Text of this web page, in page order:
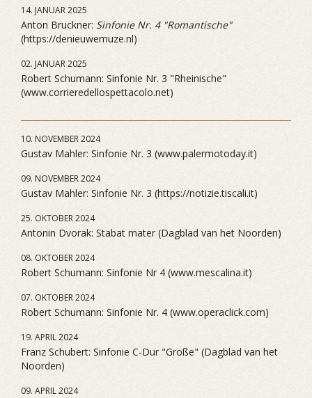
14. JANUAR 2025
Anton Bruckner: Sinfonie Nr. 4 "Romantische"
(https://denieuwemuze.nl)
02. JANUAR 2025
Robert Schumann: Sinfonie Nr. 3 "Rheinische"
(www.corrieredellospettacolo.net)
10. NOVEMBER 2024
Gustav Mahler: Sinfonie Nr. 3 (www.palermotoday.it)
09. NOVEMBER 2024
Gustav Mahler: Sinfonie Nr. 3 (https://notizie.tiscali.it)
25. OKTOBER 2024
Antonin Dvorak: Stabat mater (Dagblad van het Noorden)
08. OKTOBER 2024
Robert Schumann: Sinfonie Nr 4 (www.mescalina.it)
07. OKTOBER 2024
Robert Schumann: Sinfonie Nr. 4 (www.operaclick.com)
19. APRIL 2024
Franz Schubert: Sinfonie C-Dur "Große" (Dagblad van het
Noorden)
09. APRIL 2024